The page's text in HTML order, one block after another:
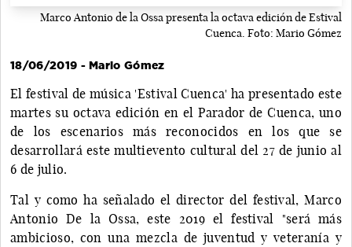
Marco Antonio de la Ossa presenta la octava edición de Estival
Cuenca. Foto: Mario Gómez
18/06/2019 - Mario Gómez
El festival de música 'Estival Cuenca' ha presentado este
martes su octava edición en el Parador de Cuenca, uno
de los escenarios más reconocidos en los que se
desarrollará este multievento cultural del 27 de junio al
6 de julio.
Tal y como ha señalado el director del festival, Marco
Antonio De la Ossa, este 2019 el festival "será más
ambicioso, con una mezcla de juventud y veteranía y